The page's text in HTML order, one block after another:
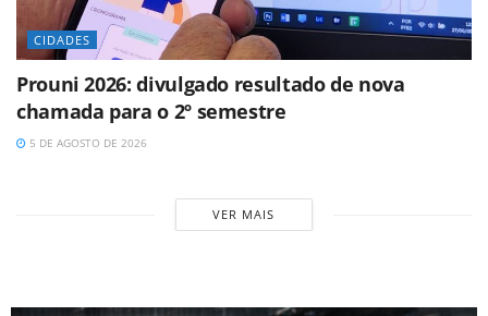
CIDADES
Prouni 2026: divulgado resultado de nova
chamada para o 2º semestre
5 DE AGOSTO DE 2026
VER MAIS